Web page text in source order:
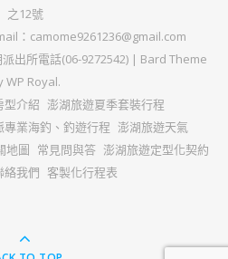
之12號
：camome9261236@gmail.com
出所電話(06-9272542) | Bard Theme
WP Royal.
型介紹 澎湖旅遊夏季套裝行程
專業海釣、釣遊行程 澎湖旅遊天氣
地圖 常見問與答 澎湖旅遊定型化契約
絡我們 客製化行程表